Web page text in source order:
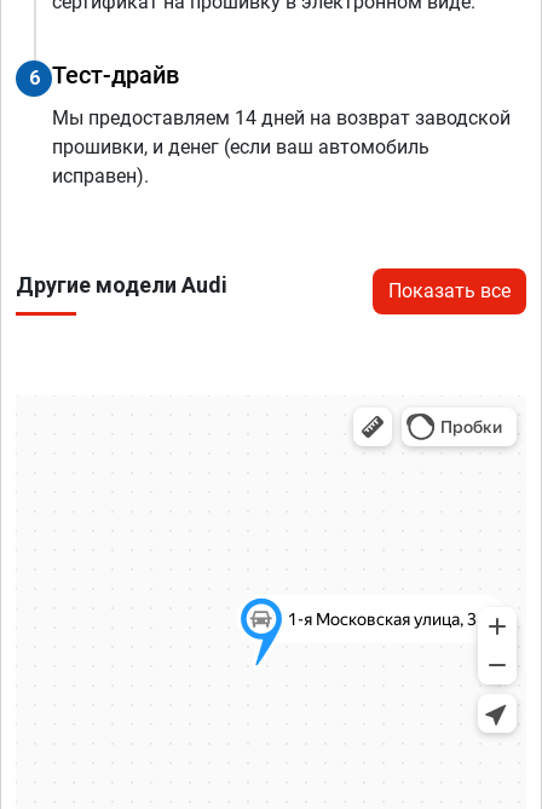
6 Тест-драйв
Мы предоставляем 14 дней на возврат заводской
прошивки, и денег (если ваш автомобиль
исправен).
Другие модели Audi Показать все